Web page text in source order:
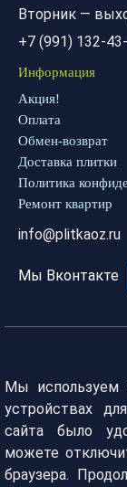
Вторник —
+7 (991) 132-
Информация
Акция!
Оплата
Обмен-возврат
Доставка плитки
Политика
Ремонт квартир
info@plitkaoz.ru
Мы Вконтакте
Мы используем
устройствах
сайта было
можете
браузера.